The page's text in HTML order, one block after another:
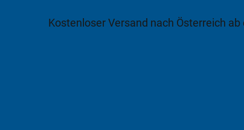
Kostenloser Versand nach Österreich